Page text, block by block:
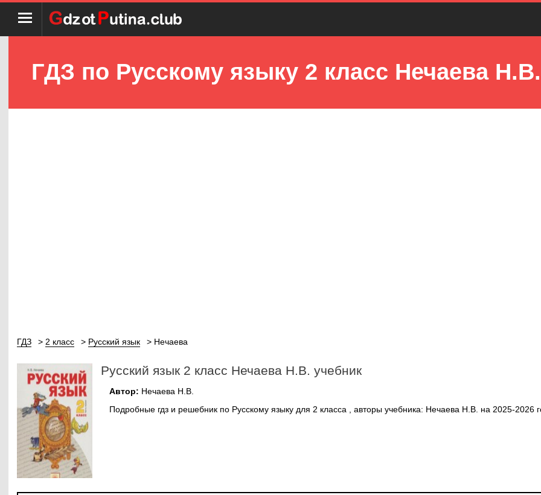
ГДЗ по Русскому языку 2 класс Нечаева Н.В.
ГДЗ 2 класс Русский язык Нечаева
Русский язык 2 класс Нечаева Н.В. учебник
Автор: Нечаева Н.В.
Подробные гдз и решебник по Русскому языку для 2 класса , авторы учебника: Нечаева Н.В. на 2025-2026